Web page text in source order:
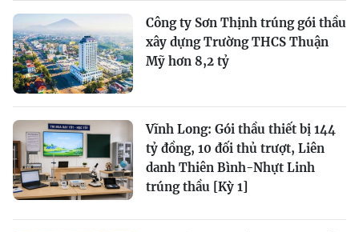
Công ty Sơn Thịnh trúng gói thầu
xây dựng Trường THCS Thuận
Mỹ hơn 8,2 tỷ
Vĩnh Long: Gói thầu thiết bị 144
tỷ đồng, 10 đối thủ trượt, Liên
danh Thiên Bình-Nhựt Linh
trúng thầu [Kỳ 1]